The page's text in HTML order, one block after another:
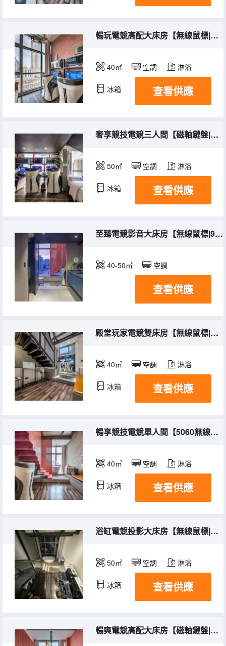
暢玩電競高配大床房【無線鼠標|三角洲無畏契約特權】
40㎡ 空調 淋浴
冰箱 查看供應
奢享競技電競三人間【磁軸鍵盤|RTX5070|機械臂9800X3D】
50㎡ 空調 淋浴
冰箱 查看供應
至臻電競影音大床房【無線鼠標|9700X|巨幕|遊戲特權】
40-50㎡ 空調
查看供應
殿堂玩家電競雙床房【無線鼠標|磁軸鍵盤|遊戲特權】
40㎡ 空調 淋浴
冰箱 查看供應
暢享競技電競單人間【5060無線鼠標|磁軸鍵盤|遊戲特權】
40㎡ 空調 淋浴
冰箱 查看供應
浴缸電競投影大床房【無線鼠標|磁軸鍵盤|遊戲特權投影】
50㎡ 空調 淋浴
冰箱 查看供應
暢爽電競高配大床房【磁軸鍵盤|三角洲無畏契約特權】